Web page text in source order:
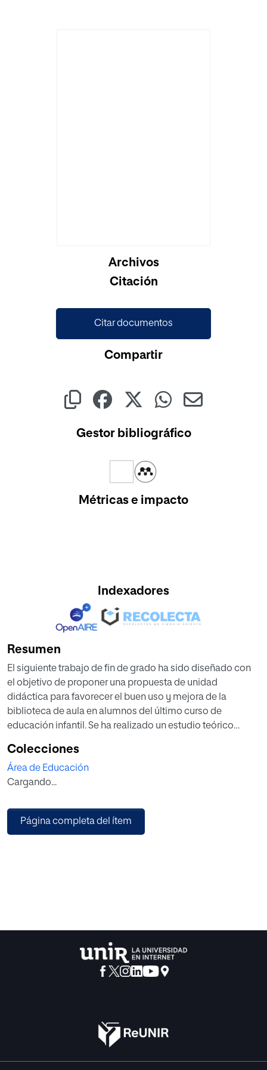
Archivos
Citación
Citar documentos
Compartir
Gestor bibliográfico
Métricas e impacto
Indexadores
Resumen
El siguiente trabajo de fin de grado ha sido diseñado con
el objetivo de proponer una propuesta de unidad
didáctica para favorecer el buen uso y mejora de la
biblioteca de aula en alumnos del último curso de
educación infantil. Se ha realizado un estudio teórico
entre otros aspectos, sobre cómo debe crearse y cuáles
son los beneficios que tiene para los alumnos. En segundo
lugar, se ha pretendido cambiar la situación actual del aula
creación de una biblioteca, en función de las necesidades
e intereses de los alumnos para que se fomente el placer y
Colecciones
Área de Educación
Cargando...
Página completa del ítem